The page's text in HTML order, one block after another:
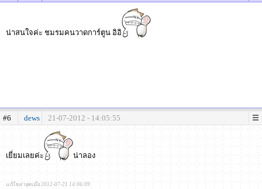
น่าสนใจค่ะ ชมรมคนวาดการ์ตูน อิอิ
#6 dews 21-07-2012 - 14:05:55
เยี่ยมเลยค่ะ น่าลอง
แก้ไขล่าสุดเมื่อ 2012-07-21 14:06:09